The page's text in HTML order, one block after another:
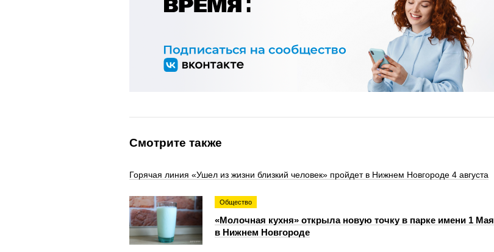
Смотрите также
Горячая линия «Ушел из жизни близкий человек» пройдет в Нижнем Новгороде 4 августа
Общество
«Молочная кухня» открыла новую точку в парке имени 1 Мая
в Нижнем Новгороде